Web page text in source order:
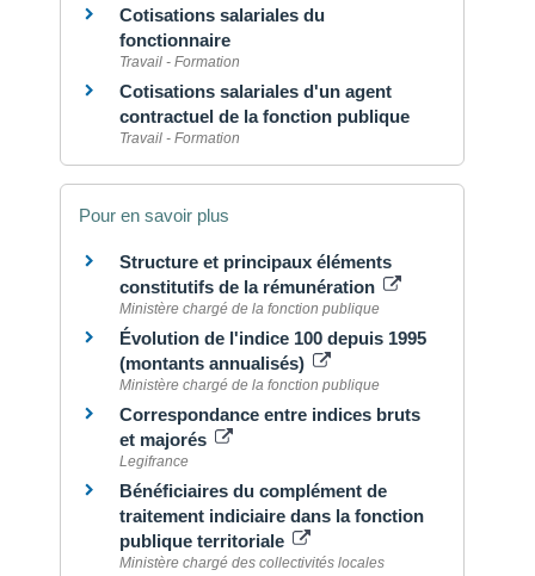
Cotisations salariales du
fonctionnaire
Travail - Formation
Cotisations salariales d'un agent
contractuel de la fonction publique
Travail - Formation
Pour en savoir plus
Structure et principaux éléments
constitutifs de la rémunération
Ministère chargé de la fonction publique
Évolution de l'indice 100 depuis 1995
(montants annualisés)
Ministère chargé de la fonction publique
Correspondance entre indices bruts
et majorés
Legifrance
Bénéficiaires du complément de
traitement indiciaire dans la fonction
publique territoriale
Ministère chargé des collectivités locales